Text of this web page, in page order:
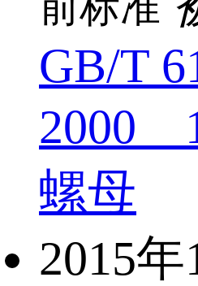
GB/T
2000
螺母
2015年